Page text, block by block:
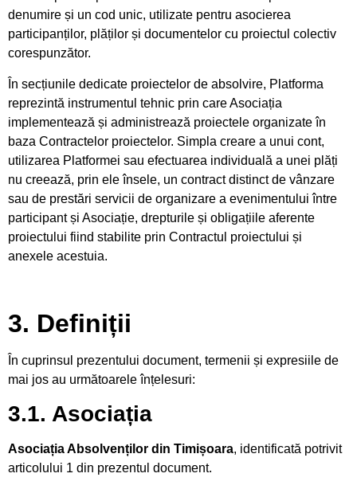
denumire și un cod unic, utilizate pentru asocierea
participanților, plăților și documentelor cu proiectul colectiv
corespunzător.
În secțiunile dedicate proiectelor de absolvire, Platforma
reprezintă instrumentul tehnic prin care Asociația
implementează și administrează proiectele organizate în
baza Contractelor proiectelor. Simpla creare a unui cont,
utilizarea Platformei sau efectuarea individuală a unei plăți
nu creează, prin ele însele, un contract distinct de vânzare
sau de prestări servicii de organizare a evenimentului între
participant și Asociație, drepturile și obligațiile aferente
proiectului fiind stabilite prin Contractul proiectului și
anexele acestuia.
3. Definiții
În cuprinsul prezentului document, termenii și expresiile de
mai jos au următoarele înțelesuri:
3.1. Asociația
Asociația Absolvenților din Timișoara, identificată potrivit
articolului 1 din prezentul document.